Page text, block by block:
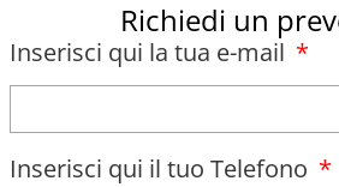
Richiedi un
Inserisci qui la tua e-mail
Inserisci qui il tuo Telefono